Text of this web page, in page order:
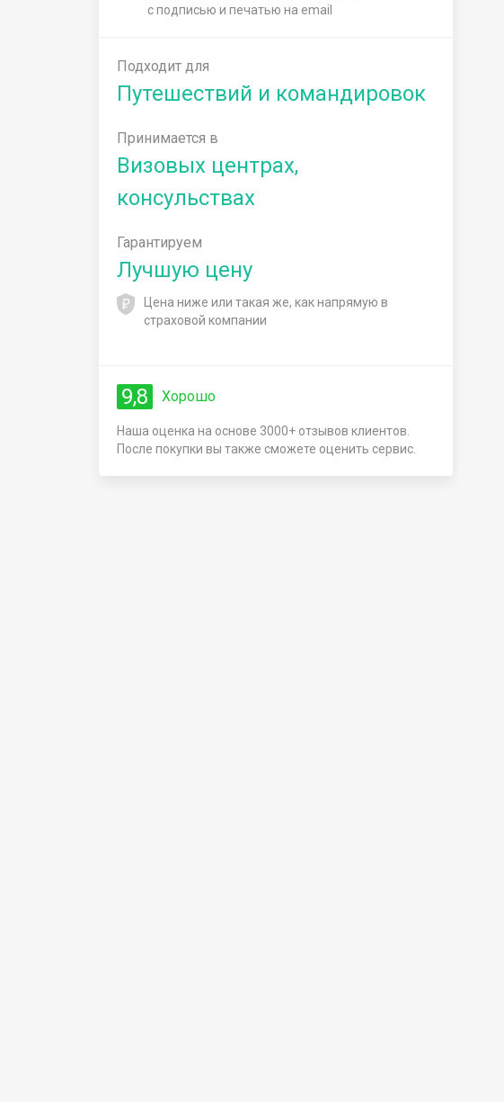
с подписью и печатью на email
Подходит для
Путешествий и командировок
Принимается в
Визовых центрах,
консульствах
Гарантируем
Лучшую цену
Цена ниже или такая же, как напрямую в
страховой компании
9,8 Хорошо
Наша оценка на основе 3000+ отзывов клиентов.
После покупки вы также сможете оценить сервис.